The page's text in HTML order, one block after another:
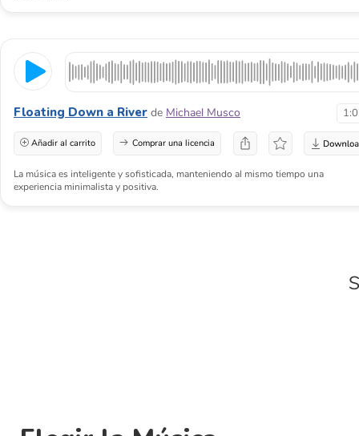
Floating Down a River de Michael Musco
Añadir al carrito Comprar una licencia
La música es inteligente y sofisticada, manteniendo al mismo tiempo una
experiencia minimalista y positiva.